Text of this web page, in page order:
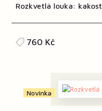
Rozkvetlá louka: kakost
760 Kč
Novinka